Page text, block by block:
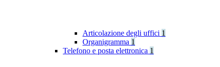
Articolazione degli uffici 1
Organigramma 1
Telefono e posta elettronica 1